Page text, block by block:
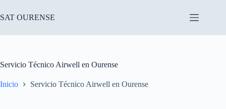
al
contenido
SAT OURENSE
Servicio Técnico Airwell en Ourense
Inicio Servicio Técnico Airwell en Ourense